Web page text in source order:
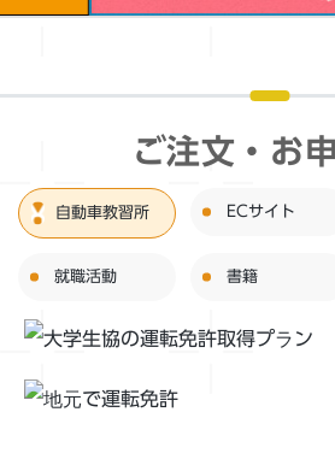
ご注文・お
自動車教習所 ECサイト
就職活動 書籍